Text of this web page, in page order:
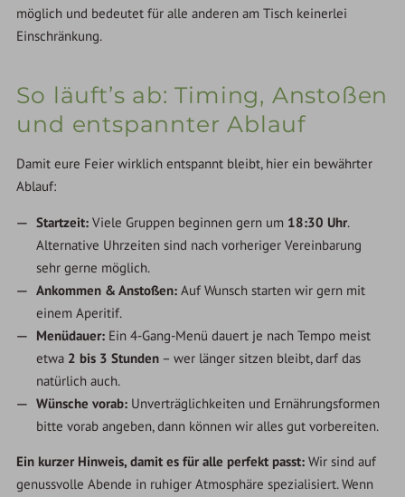
möglich und bedeutet für alle anderen am Tisch keinerlei
Einschränkung.
So läuft’s ab: Timing, Anstoßen
und entspannter Ablauf
Damit eure Feier wirklich entspannt bleibt, hier ein bewährter
Ablauf:
Startzeit: Viele Gruppen beginnen gern um 18:30 Uhr.
Alternative Uhrzeiten sind nach vorheriger Vereinbarung
sehr gerne möglich.
Ankommen & Anstoßen: Auf Wunsch starten wir gern mit
einem Aperitif.
Menüdauer: Ein 4-Gang-Menü dauert je nach Tempo meist
etwa 2 bis 3 Stunden – wer länger sitzen bleibt, darf das
natürlich auch.
Wünsche vorab: Unverträglichkeiten und Ernährungsformen
bitte vorab angeben, dann können wir alles gut vorbereiten.
Ein kurzer Hinweis, damit es für alle perfekt passt: Wir sind auf
genussvolle Abende in ruhiger Atmosphäre spezialisiert. Wenn